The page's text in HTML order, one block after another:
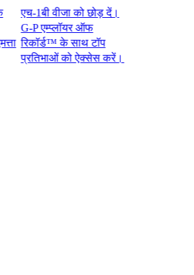
एच-1बी वीजा को छोड़ दें।
G-P एम्प्लॉयर ऑफ
रिकॉर्ड™ के साथ टॉप
प्रतिभाओं को ऐक्सेस करें।​​